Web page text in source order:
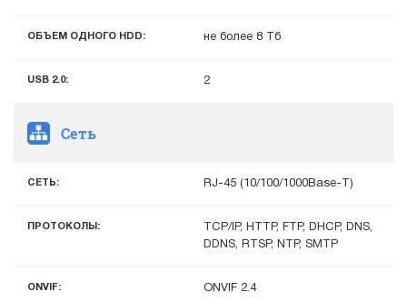
ОБЪЕМ ОДНОГО HDD: не более 8 Тб
USB 2.0: 2
Сеть
СЕТЬ: RJ-45 (10/100/1000Base-T)
ПРОТОКОЛЫ:
TCP/IP, HTTP, FTP, DHCP, DNS,
DDNS, RTSP, NTP, SMTP
ONVIF: ONVIF 2.4